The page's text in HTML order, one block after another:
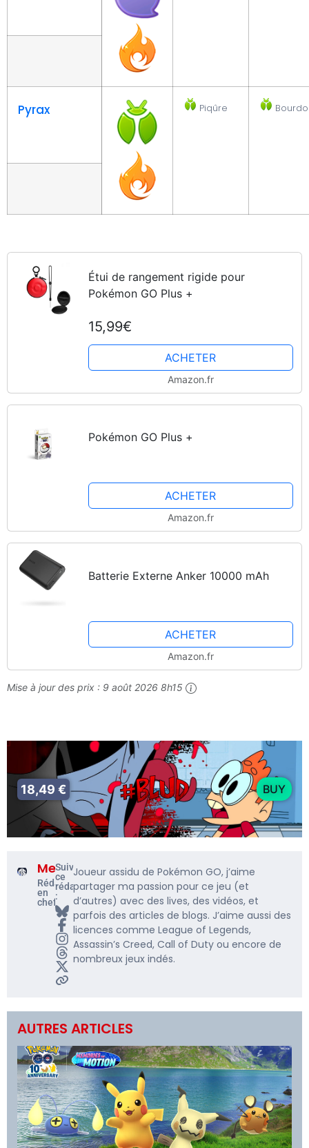
Pyrax Piqûre
Étui de rangement rigide pour
Pokémon GO Plus +
15,99€
ACHETER
Amazon.fr
Pokémon GO Plus +
ACHETER
Amazon.fr
Batterie Externe Anker 10000 mAh
ACHETER
Amazon.fr
Mise à jour des prix : 9 août 2026 8h15
18,49 € BUY
Me5rine_
Rédacteur
en
chef
Suivre
ce
rédacteur
:
Joueur assidu de Pokémon GO, j’aime
partager ma passion pour ce jeu (et
d’autres) avec des lives, des vidéos, et
parfois des articles de blogs. J’aime aussi des
licences comme League of Legends,
Assassin’s Creed, Call of Duty ou encore de
nombreux jeux indés.
AUTRES ARTICLES